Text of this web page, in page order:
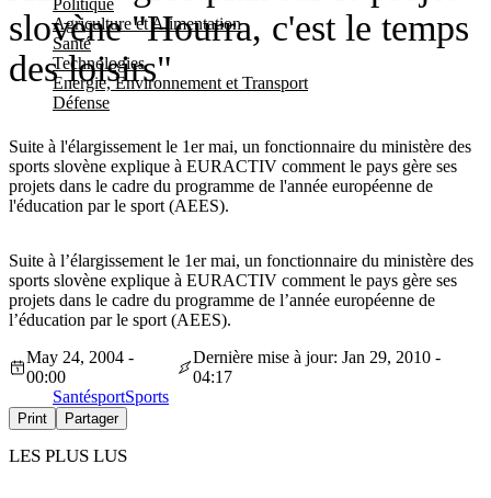
Agriculture et Alimentation
Santé
Technologies
Energie, Environnement et Transport
Défense
slovène "Hourra, c'est le temps
des loisirs"
Suite à l'élargissement le 1er mai, un fonctionnaire du ministère des
sports slovène explique à EURACTIV comment le pays gère ses
projets dans le cadre du programme de l'année européenne de
l'éducation par le sport (AEES).
Suite à l’élargissement le 1er mai, un fonctionnaire du ministère des
sports slovène explique à EURACTIV comment le pays gère ses
projets dans le cadre du programme de l’année européenne de
l’éducation par le sport (AEES).
May 24, 2004 -
00:00
Dernière mise à jour: Jan 29, 2010 -
04:17
SantésportSports
Print Partager
LES PLUS LUS